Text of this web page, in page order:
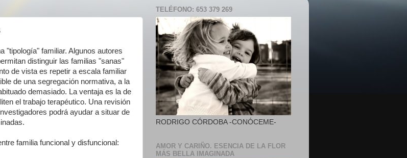
"tipología" familiar. Algunos autores
distinguir las familias "sanas"
de vista es repetir a escala familiar
de una segregación normativa, a la
demasiado. La ventaja es la de
el trabajo terapéutico. Una revisión
podrá ayudar a situar de
familia funcional y disfuncional:
TELÉFONO: 653 379 269
RODRIGO CÓRDOBA -CONÓCEME-
AMOR Y CARIÑO. ESENCIA DE LA FLOR
MÁS BELLA IMAGINADA